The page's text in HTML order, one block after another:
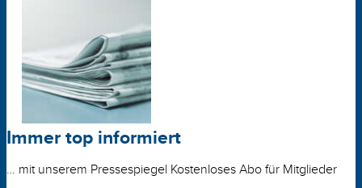
Immer top informiert
… mit unserem Pressespiegel Kostenloses Abo für Mitglieder